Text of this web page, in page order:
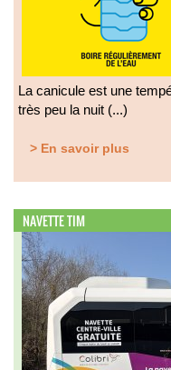
La canicule est une
très peu la nuit (...)
> En savoir plus
NAVETTE TIM